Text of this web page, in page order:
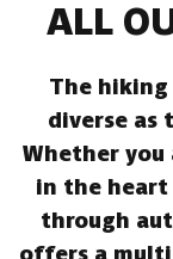
ALL
The hiking
diverse as
Whether
in the
through
offers a